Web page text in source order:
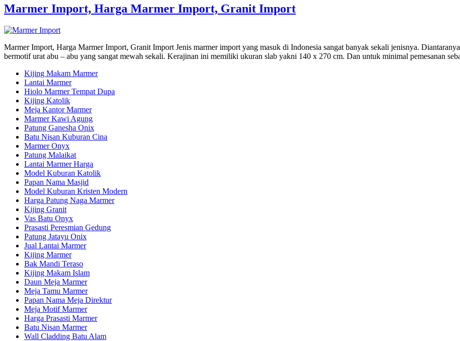
Marmer Import, Harga Marmer Import, Granit Import
Marmer Import, Harga Marmer Import, Granit Import Jenis marmer import yang masuk di Indonesia sangat banyak sekali jenisnya.
bermotif urat abu – abu yang sangat mewah sekali. Kerajinan ini memiliki ukuran slab yakni 140 x 270 cm. Dan untuk minimal pemesanan
Kijing Makam Marmer
Lantai Marmer
Hiolo Marmer Tempat Dupa
Kijing Katolik
Meja Kantor Marmer
Marmer Kawi Agung
Patung Ganesha Onix
Batu Nisan Kuburan Cina
Marmer Onyx
Patung Malaikat
Lantai Marmer Harga
Model Kuburan Katolik
Papan Nama Masjid
Model Kuburan Kristen Modern
Harga Patung Naga Marmer
Kijing Granit
Vas Batu Onyx
Prasasti Peresmian Gedung
Patung Jatayu Onix
Jual Lantai Marmer
Kijing Marmer
Bak Mandi Teraso
Kijing Makam Islam
Daun Meja Marmer
Meja Tamu Marmer
Papan Nama Meja Direktur
Meja Motif Marmer
Harga Prasasti Marmer
Batu Nisan Marmer
Wall Cladding Batu Alam